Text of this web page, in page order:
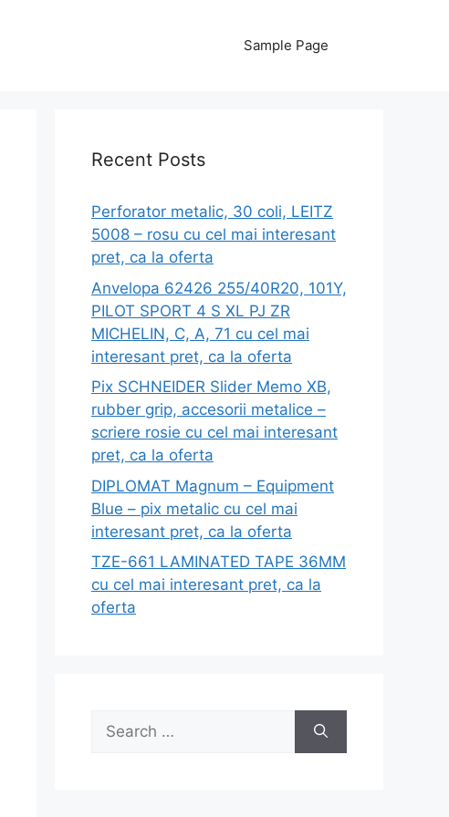
Sample Page
Recent Posts
Perforator metalic, 30 coli, LEITZ
5008 – rosu cu cel mai interesant
pret, ca la oferta
Anvelopa 62426 255/40R20, 101Y,
PILOT SPORT 4 S XL PJ ZR
MICHELIN, C, A, 71 cu cel mai
interesant pret, ca la oferta
Pix SCHNEIDER Slider Memo XB,
rubber grip, accesorii metalice –
scriere rosie cu cel mai interesant
pret, ca la oferta
DIPLOMAT Magnum – Equipment
Blue – pix metalic cu cel mai
interesant pret, ca la oferta
TZE-661 LAMINATED TAPE 36MM
cu cel mai interesant pret, ca la
oferta
Search
for: